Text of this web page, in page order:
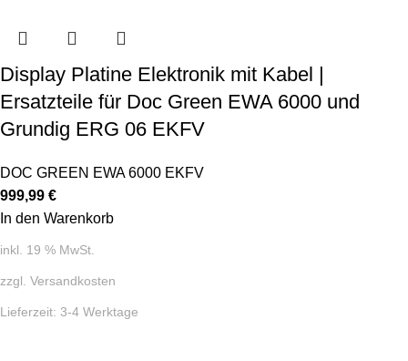
Display Platine Elektronik mit Kabel |
Ersatzteile für Doc Green EWA 6000 und
Grundig ERG 06 EKFV
DOC GREEN EWA 6000 EKFV
999,99 €
In den Warenkorb
inkl. 19 % MwSt.
zzgl. Versandkosten
Lieferzeit: 3-4 Werktage